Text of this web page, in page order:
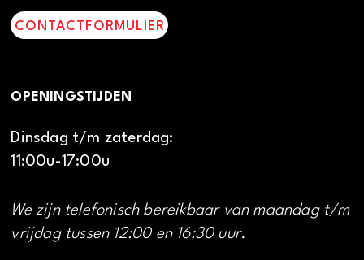
CONTACTFORMULIER
OPENINGSTIJDEN
Dinsdag t/m zaterdag:
11:00u-17:00u
We zijn telefonisch bereikbaar van maandag t/m
vrijdag tussen 12:00 en 16:30 uur.